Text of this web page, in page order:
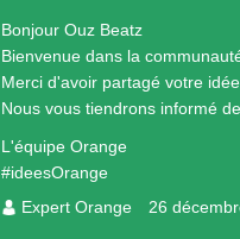
Bonjour Ouz Beatz
Bienvenue dans la
Merci d'avoir partagé votre
Nous vous tiendrons informé
L'équipe Orange
#ideesOrange
Expert Orange
26